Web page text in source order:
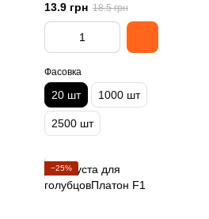
13.9 грн 18.5 грн
Фасовка
20 шт 1000 шт
2500 шт
−25%